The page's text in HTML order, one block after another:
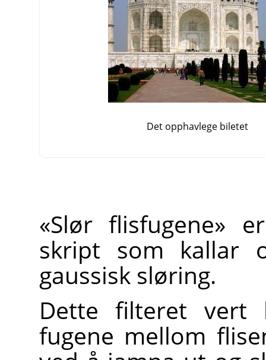
Det opphavlege biletet
«Slør flisfugene»
skript som kallar
gaussisk sløring.
Dette filteret
fugene mellom